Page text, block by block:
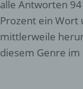
alle Antworten
Prozent ein Wort
mittlerweile
diesem Genre im
Betroffene
natürliche
Verarbeitung